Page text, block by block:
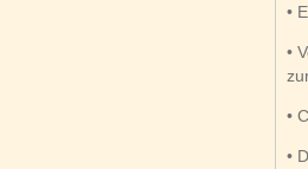
•
•
•
•